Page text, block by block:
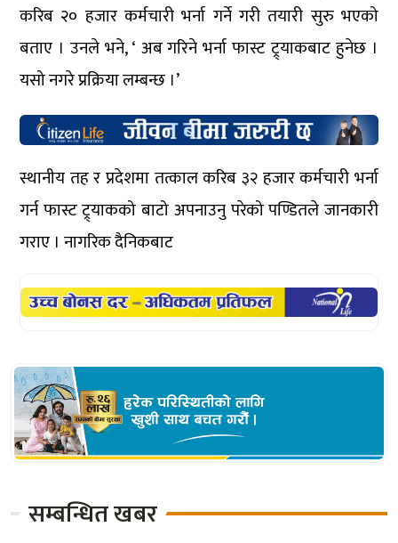
करिब २० हजार कर्मचारी भर्ना गर्ने गरी तयारी सुरु भएको
बताए । उनले भने, ‘ अब गरिने भर्ना फास्ट ट्र्याकबाट हुनेछ ।
यसो नगरे प्रक्रिया लम्बन्छ ।’
स्थानीय तह र प्रदेशमा तत्काल करिब ३२ हजार कर्मचारी भर्ना
गर्न फास्ट ट्र्याकको बाटो अपनाउनु परेको पण्डितले जानकारी
गराए । नागरिक दैनिकबाट
सम्बन्धित खबर